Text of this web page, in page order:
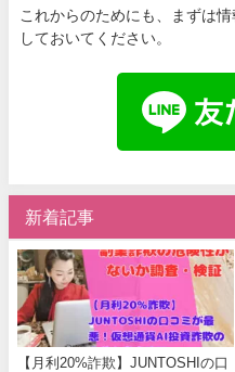
これからのためにも、まずは
しておいてください。
新着記事
【月利20%詐欺】JUNTOSHIの口